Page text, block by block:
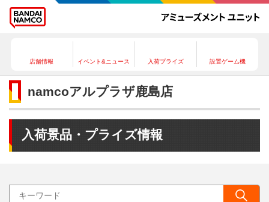
店舗情報 イベント&ニュース 入荷プライズ 設置ゲーム機
namcoアルプラザ鹿島店
入荷景品・プライズ情報